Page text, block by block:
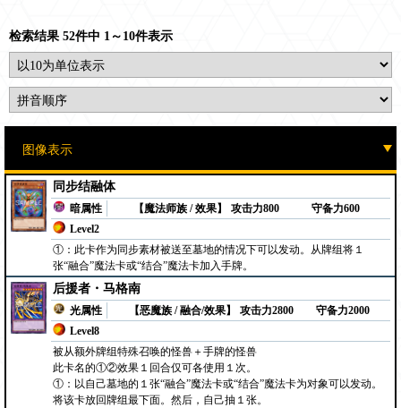
检索结果 52件中 1～10件表示
同步结融体
暗属性
【魔法师族 / 效果】
Level2
攻击力800 守备力600
①：此卡作为同步素材被送至墓地的情况下可以发动。从牌组将１
张“融合”魔法卡或“结合”魔法卡加入手牌。
后援者・马格南
光属性
【恶魔族 / 融合/效果】
Level8
攻击力2800 守备力2000
被从额外牌组特殊召唤的怪兽＋手牌的怪兽
此卡名的①②效果１回合仅可各使用１次。
①：以自己墓地的１张“融合”魔法卡或“结合”魔法卡为对象可以发动。
将该卡放回牌组最下面。然后，自己抽１张。